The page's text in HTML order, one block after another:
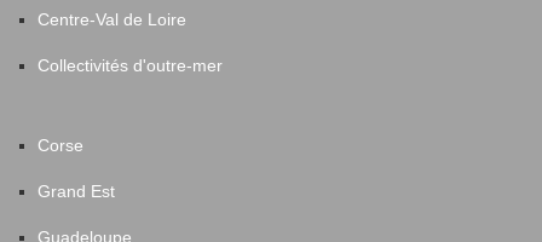
Centre-Val de Loire
Collectivités d'outre-mer
Corse
Grand Est
Guadeloupe